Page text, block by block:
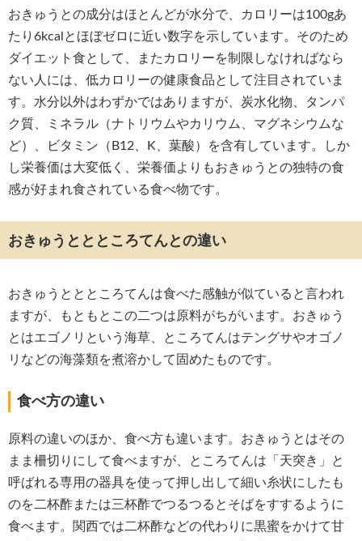
おきゅうとの成分はほとんどが水分で、カロリーは100gあ
たり6kcalとほぼゼロに近い数字を示しています。そのため
ダイエット食として、またカロリーを制限しなければなら
ない人には、低カロリーの健康食品として注目されていま
す。水分以外はわずかではありますが、炭水化物、タンパ
ク質、ミネラル（ナトリウムやカリウム、マグネシウムな
ど）、ビタミン（B12、K、葉酸）を含有しています。しか
し栄養価は大変低く、栄養価よりもおきゅうとの独特の食
感が好まれ食されている食べ物です。
おきゅうととところてんとの違い
おきゅうととところてんは食べた感触が似ていると言われ
ますが、もともとこの二つは原料がちがいます。おきゅう
とはエゴノリという海草、ところてんはテングサやオゴノ
リなどの海藻類を煮溶かして固めたものです。
食べ方の違い
原料の違いのほか、食べ方も違います。おきゅうとはその
まま柵切りにして食べますが、ところてんは「天突き」と
呼ばれる専用の器具を使って押し出して細い糸状にしたも
のを二杯酢または三杯酢でつるつるとそばをすするように
食べます。関西では二杯酢などの代わりに黒蜜をかけて甘